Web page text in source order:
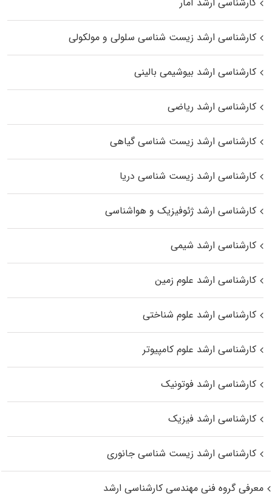
کارشناسی ارشد زیست شناسی سلولی و مولکولی
کارشناسی ارشد بیوشیمی بالینی
کارشناسی ارشد ریاضی
کارشناسی ارشد زیست‌ شناسی گیاهی
کارشناسی ارشد زیست‌ شناسی دریا
کارشناسی ارشد ژئوفیزیک و هواشناسی
کارشناسی ارشد شیمی
کارشناسی ارشد علوم زمین
کارشناسی ارشد علوم شناختی
کارشناسی ارشد علوم کامپیوتر
کارشناسی ارشد فوتونیک
کارشناسی ارشد فیزیک
کارشناسی ارشد زیست‌ شناسی جانوری
معرفی گروه فنی مهندسی کارشناسی ارشد